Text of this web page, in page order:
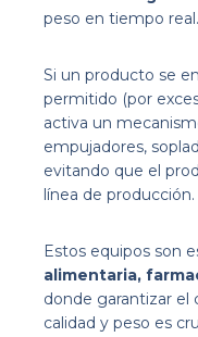
peso en tiempo real.
Si un producto se
permitido (por
activa un
empujadores,
evitando que el
línea de producción.
Estos equipos son
alimentaria,
donde garantizar
calidad y peso es